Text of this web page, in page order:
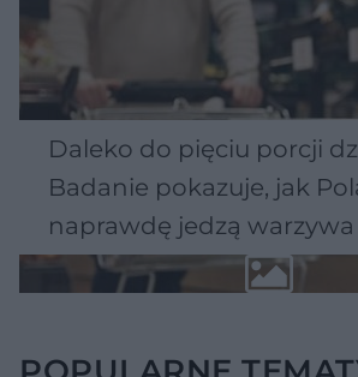
Daleko do pięciu porcji
Badanie pokazuje, jak
naprawdę jedzą